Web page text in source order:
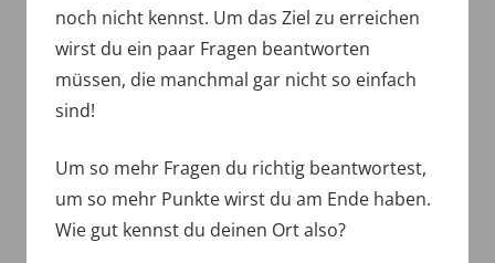
noch nicht kennst. Um das Ziel zu erreichen
wirst du ein paar Fragen beantworten
müssen, die manchmal gar nicht so einfach
sind!
Um so mehr Fragen du richtig beantwortest,
um so mehr Punkte wirst du am Ende haben.
Wie gut kennst du deinen Ort also?